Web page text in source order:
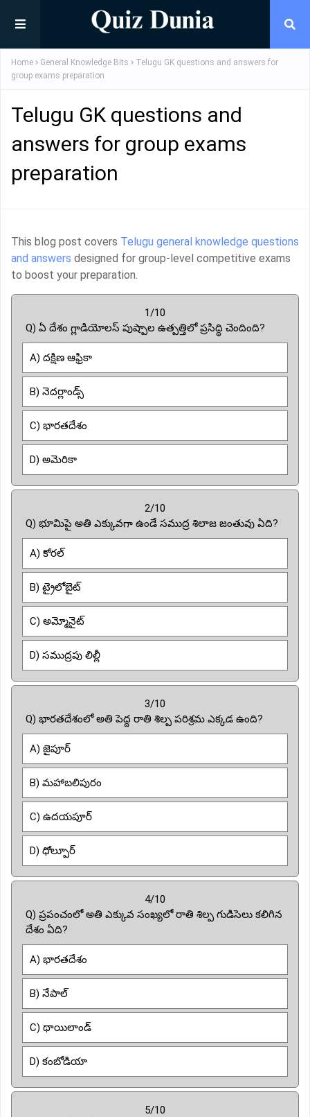
Home General Knowledge Bits
Telugu GK questions and answers for
group exams preparation
Telugu GK questions and
answers for group exams
preparation
This blog post covers Telugu general knowledge questions
and answers designed for group-level competitive exams
to boost your preparation.
1/10
Q) ఏ దేశం గ్లాడియోలస్ పుష్పాల ఉత్పత్తిలో ప్రసిద్ధి చెందింది?
A) దక్షిణ ఆఫ్రికా
B) నెదర్లాండ్స్
C) భారతదేశం
D) అమెరికా
2/10
Q) భూమిపై అతి ఎక్కువగా ఉండే సముద్ర శిలాజ జంతువు ఏది?
A) కోరల్
B) ట్రైలోబైట్
C) అమ్మోనైట్
D) సముద్రపు లిల్లీ
3/10
Q) భారతదేశంలో అతి పెద్ద రాతి శిల్ప పరిశ్రమ ఎక్కడ ఉంది?
A) జైపూర్
B) మహాబలిపురం
C) ఉదయపూర్
D) ధోల్పూర్
4/10
Q) ప్రపంచంలో అతి ఎక్కువ సంఖ్యలో రాతి శిల్ప గుడిసెలు కలిగిన
దేశం ఏది?
A) భారతదేశం
B) నేపాల్
C) థాయిలాండ్
D) కంబోడియా
5/10